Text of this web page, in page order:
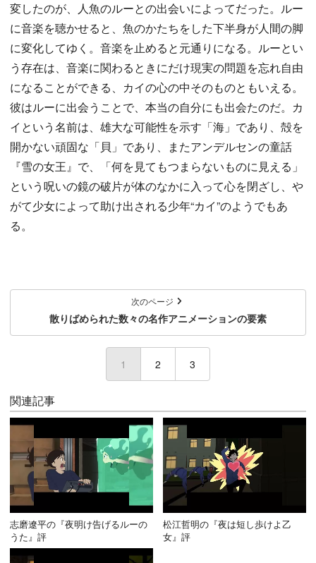
変したのが、人魚のルーとの出会いによってだった。ルー
に音楽を聴かせると、魚のかたちをした下半身が人間の脚
に変化してゆく。音楽を止めると元通りになる。ルーとい
う存在は、音楽に関わるときにだけ現実の問題を忘れ自由
になることができる、カイの心の中そのものともいえる。
彼はルーに出会うことで、本当の自分にも出会たのだ。カ
イという名前は、雄大な可能性を示す「海」であり、殻を
開かない頑固な「貝」であり、またアンデルセンの童話
『雪の女王』で、「何を見てもつまらないものに見える」
という呪いの鏡の破片が体のなかに入って心を閉ざし、や
がて少女によって助け出される少年“カイ”のようでもあ
る。
次のページ
散りばめられた数々の名作アニメーションの要素
1 (current)
2 3
関連記事
志磨遼平の『夜明け告げるルーの
うた』評
松江哲明の『夜は短し歩けよ乙
女』評